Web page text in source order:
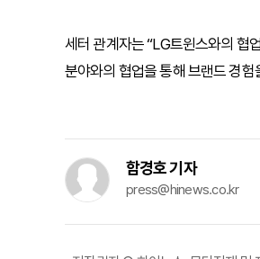
세터 관계자는 “LG트윈스와의 협
분야와의 협업을 통해 브랜드 경
함경호 기자
press@hinews.co.kr